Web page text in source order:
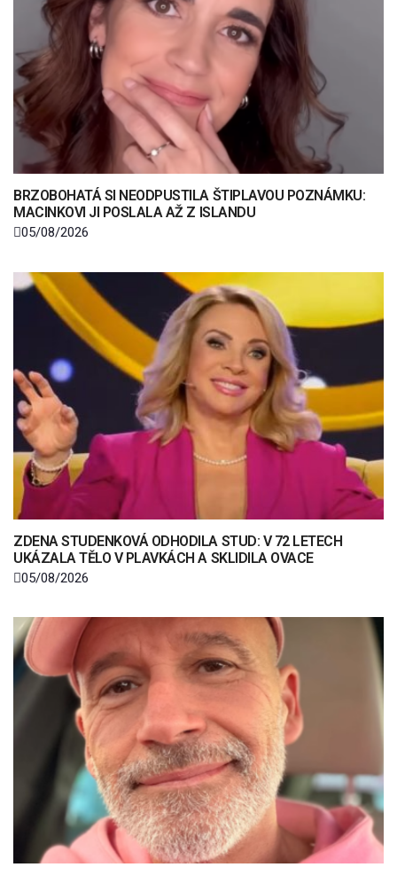
BRZOBOHATÁ SI NEODPUSTILA ŠTIPLAVOU POZNÁMKU:
MACINKOVI JI POSLALA AŽ Z ISLANDU
05/08/2026
ZDENA STUDENKOVÁ ODHODILA STUD: V 72 LETECH
UKÁZALA TĚLO V PLAVKÁCH A SKLIDILA OVACE
05/08/2026